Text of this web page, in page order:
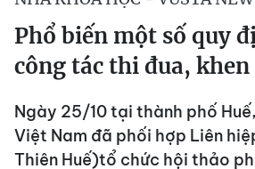
Phổ biến một số quy
công tác thi đua,
Ngày 25/10 tại thành phố
Việt Nam đã phối hợp Liên
Thiên Huế)tổ chức hội thảo